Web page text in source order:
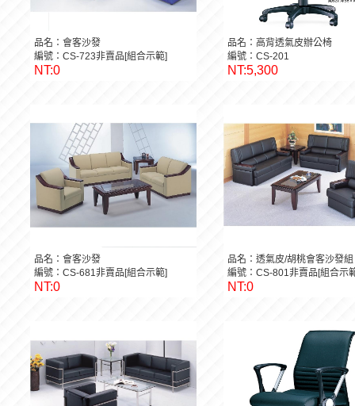
品名：會客沙發
編號：CS-723非賣品[組合示範]
NT:0
品名：高背透氣皮辦公椅
編號：CS-201
NT:5,300
品名：會客沙發
編號：CS-681非賣品[組合示範]
NT:0
品名：透氣皮/胡桃會客沙發組
編號：CS-801非賣品[組合示
NT:0